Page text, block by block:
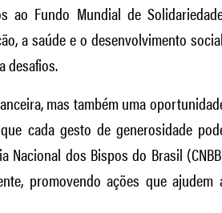
ao Fundo Mundial de
a saúde e o desenvolvimento
desafios.
mas também uma
cada gesto de generosidade
Nacional dos Bispos do Brasil
promovendo ações que ajudem